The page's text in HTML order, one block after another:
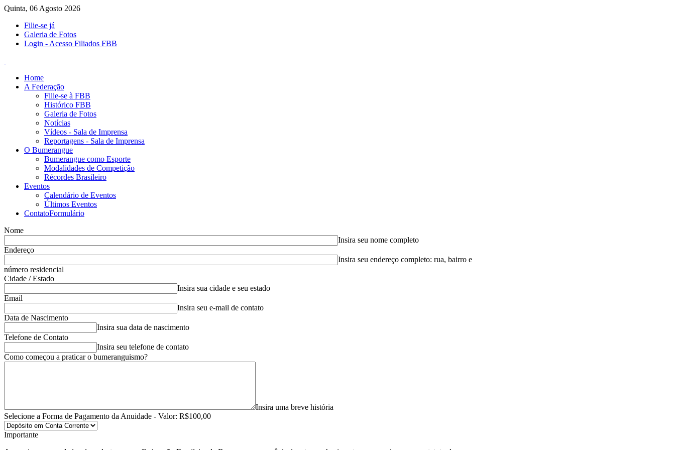
Quinta, 06 Agosto 2026
Filie-se já
Galeria de Fotos
Login - Acesso Filiados FBB
Home
A Federação
Filie-se à FBB
Histórico FBB
Galeria de Fotos
Notícias
Vídeos - Sala de Imprensa
Reportagens - Sala de Imprensa
O Bumerangue
Bumerangue como Esporte
Modalidades de Competição
Récordes Brasileiro
Eventos
Calendário de Eventos
Últimos Eventos
ContatoFormulário
Nome
Insira seu nome completo
Endereço
Insira seu endereço completo: rua, bairro e
número residencial
Cidade / Estado
Insira sua cidade e seu estado
Email
Insira seu e-mail de contato
Data de Nascimento
Insira sua data de nascimento
Telefone de Contato
Insira seu telefone de contato
Como começou a praticar o bumeranguismo?
Insira uma breve história
Selecione a Forma de Pagamento da Anuidade - Valor: R$100,00
Importante